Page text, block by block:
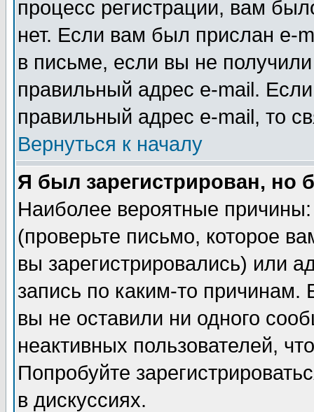
процесс регистрации, вам
нет. Если вам был прислан e-
в письме, если вы не
правильный адрес e-mail.
правильный адрес e-mail, то
Вернуться к началу
Я был зарегистрирован, но
Наиболее вероятные
(проверьте письмо, которое
вы зарегистрировались) или
запись по каким-то причинам.
вы не оставили ни одного
неактивных пользователей,
Попробуйте
в дискуссиях.